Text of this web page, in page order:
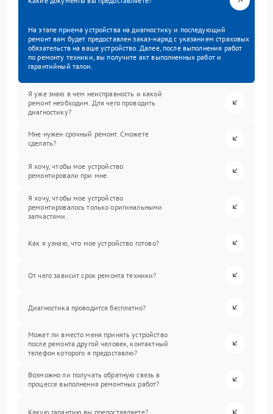
На этапе приема устройства на диагностику и последующий
ремонт вам будет предоставлен заказ-наряд с указанием страховых
обязательств на ваше устройство. Далее, после выполнения работ
по ремонту техники, вы получите акт выполненных работ и
гарантийный талон.
Я уже знаю в чем неисправность и какой
ремонт необходим. Для чего проводить
диагностику?
Мне нужен срочный ремонт. Сможете
сделать?
Я хочу, чтобы мое устройство
ремонтировали при мне.
Я хочу, чтобы мое устройство
ремонтировалось только оригинальными
запчастями.
Как я узнаю, что мое устройство готово?
От чего зависит срок ремонта техники?
Диагностика проводится бесплатно?
Может ли вместо меня принять устройство
после ремонта другой человек, контактный
телефон которого я предоставлю?
Возможно ли получать обратную связь в
процессе выполнения ремонтных работ?
Какую гарантию вы предоставляете?